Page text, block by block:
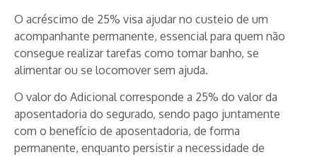
O acréscimo de 25% visa ajudar no custeio de um
acompanhante permanente, essencial para quem não
consegue realizar tarefas como tomar banho, se
alimentar ou se locomover sem ajuda.
O valor do Adicional corresponde a 25% do valor da
aposentadoria do segurado, sendo pago juntamente
com o benefício de aposentadoria, de forma
permanente, enquanto persistir a necessidade de